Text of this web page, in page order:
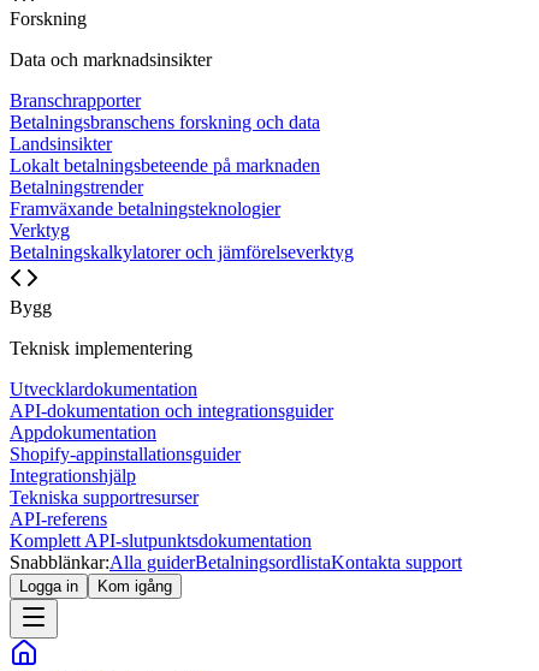
Forskning
Data och marknadsinsikter
Branschrapporter
Betalningsbranschens forskning och data
Landsinsikter
Lokalt betalningsbeteende på marknaden
Betalningstrender
Framväxande betalningsteknologier
Verktyg
Betalningskalkylatorer och jämförelseverktyg
Bygg
Teknisk implementering
Utvecklardokumentation
API-dokumentation och integrationsguider
Appdokumentation
Shopify-appinstallationsguider
Integrationshjälp
Tekniska supportresurser
API-referens
Komplett API-slutpunktsdokumentation
Snabblänkar:Alla guiderBetalningsordlistaKontakta support
Logga in Kom igång